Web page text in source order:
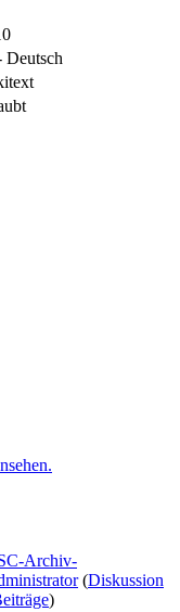
Deutsch
Archiv-
(Diskussion
)